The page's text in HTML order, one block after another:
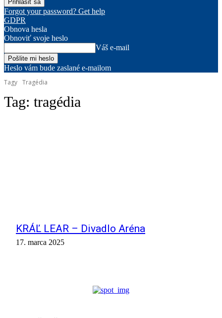
Forgot your password? Get help
GDPR
Obnova hesla
Obnoviť svoje heslo
Váš e-mail
Heslo vám bude zaslané e-mailom
Tagy Tragédia
Tag: tragédia
KRÁĽ LEAR – Divadlo Aréna
17. marca 2025